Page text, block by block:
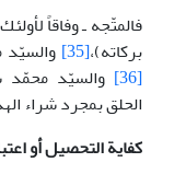
فالمتّجه ـ وفاقاً
برکاته)،[35]
والسيّد
[36]
والسيّد محمّد
الحلق بمجرد شراء
كفاية التحصيل أو